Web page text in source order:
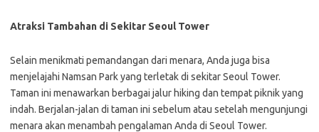
Atraksi Tambahan di Sekitar Seoul Tower
Selain menikmati pemandangan dari menara, Anda juga bisa
menjelajahi Namsan Park yang terletak di sekitar Seoul Tower.
Taman ini menawarkan berbagai jalur hiking dan tempat piknik yang
indah. Berjalan-jalan di taman ini sebelum atau setelah mengunjungi
menara akan menambah pengalaman Anda di Seoul Tower.